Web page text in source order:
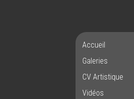
Accueil
Galeries
CV Artistique
Vidéos